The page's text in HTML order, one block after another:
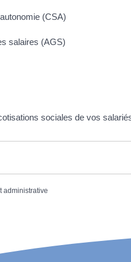
(CSA)
salaires (AGS)
sociales de vos
administrative